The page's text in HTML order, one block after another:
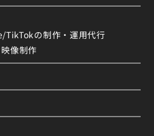
TikTokの制作・運用代行
像制作